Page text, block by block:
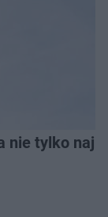
nie tylko